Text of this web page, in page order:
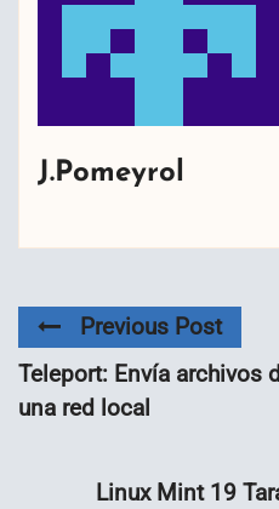
J.Pomeyrol
Previous Post
Teleport: Envía archivos
una red local
Linux Mint 19